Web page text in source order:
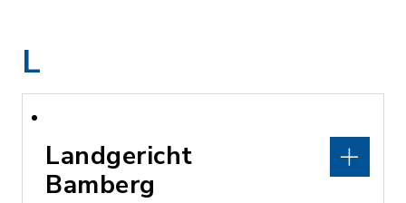
L
Landgericht
Bamberg